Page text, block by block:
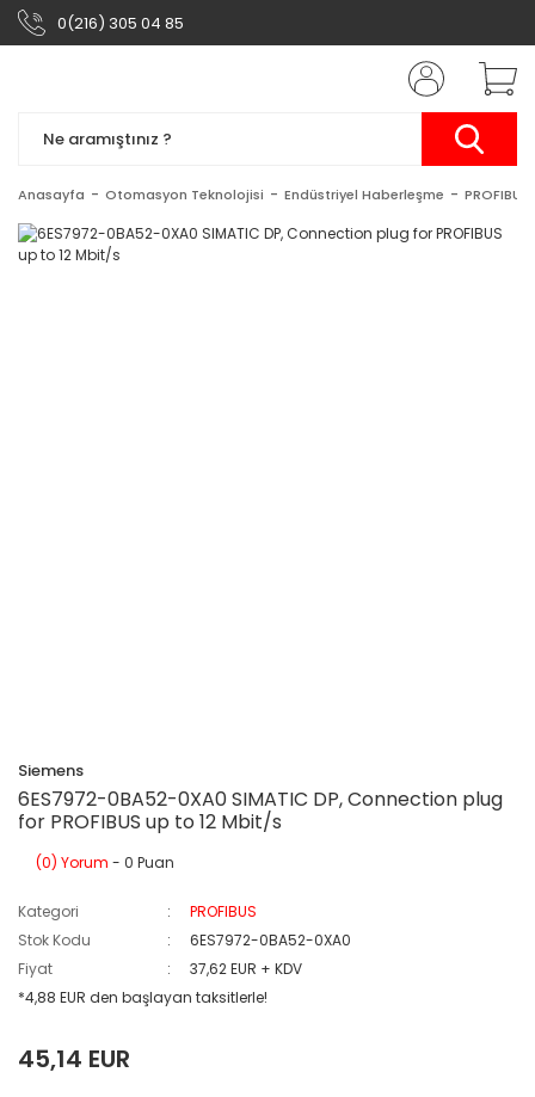
0(216) 305 04 85
Anasayfa Otomasyon Teknolojisi Endüstriyel Haberleşme PROFIBUS
Siemens
6ES7972-0BA52-0XA0 SIMATIC DP, Connection plug
for PROFIBUS up to 12 Mbit/s
(0) Yorum - 0 Puan
Kategori
PROFIBUS
Stok Kodu
6ES7972-0BA52-0XA0
Fiyat
37,62 EUR + KDV
*4,88 EUR den başlayan taksitlerle!
45,14 EUR